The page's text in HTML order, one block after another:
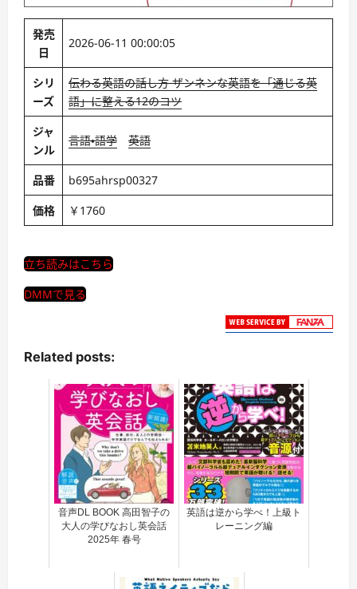
発売
日
2026-06-11 00:00:05
シリ
ーズ
伝わる英語の話し方 ザンネンな英語を「通じる英
語」に整える12のコツ
ジャ
ンル
言語・語学 英語
品番
b695ahrsp00327
価格
￥1760
立ち読みはこちら
DMMで見る
Related posts:
音声DL BOOK 高田智子の
大人の学びなおし英会話
2025年 春号
英語は逆から学べ！上級ト
レーニング編